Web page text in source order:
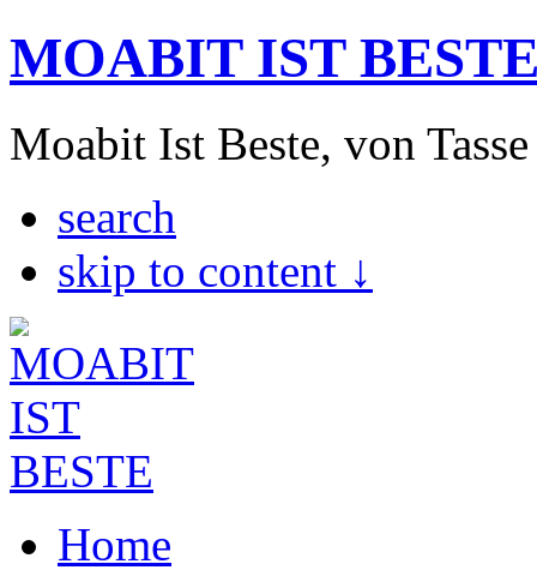
MOABIT IST
Moabit Ist Beste, von
search
skip to content ↓
Home